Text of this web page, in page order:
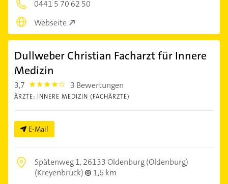
0441 5 70 62 50
Webseite
Dullweber Christian Facharzt für Innere
Medizin
3,7 3.7 3 Bewertungen
ÄRZTE: INNERE MEDIZIN (FACHÄRZTE)
E-Mail
Spätenweg 1,26133 Oldenburg (Oldenburg)
(Kreyenbrück)
1,6 km